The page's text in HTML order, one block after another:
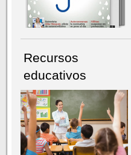
Recursos
educativos